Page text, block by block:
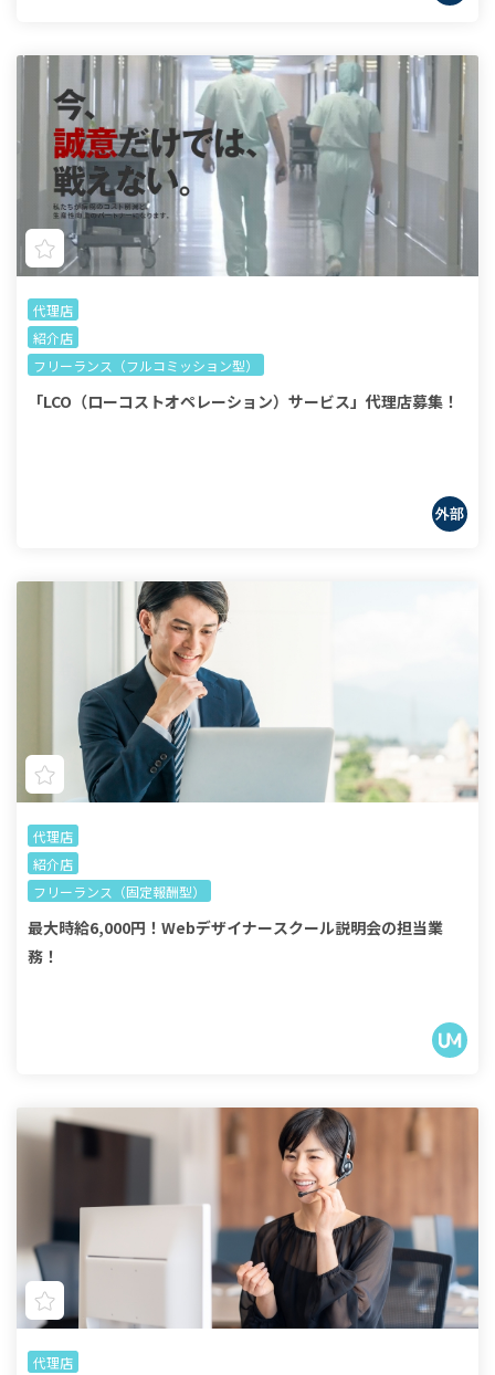
代理店
紹介店
フリーランス（フルコミッション型）
「LCO（ローコストオペレーション）サービス」代理店募集！
代理店
紹介店
フリーランス（固定報酬型）
最大時給6,000円！Webデザイナースクール説明会の担当業
務！
代理店